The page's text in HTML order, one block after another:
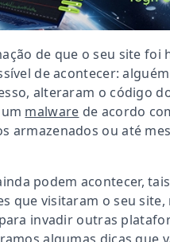
de que o seu site foi
de acontecer:
alteraram o código
malware de acordo
armazenados ou até
podem acontecer,
que visitaram o seu
invadir outras